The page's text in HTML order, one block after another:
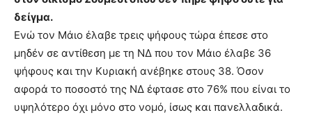
δείγμα.
Ενώ τον Μάιο έλαβε τρεις ψήφους τώρα έπεσε στο
μηδέν σε αντίθεση με τη ΝΔ που τον Μάιο έλαβε 36
ψήφους και την Κυριακή ανέβηκε στους 38. Όσον
αφορά το ποσοστό της ΝΔ έφτασε στο 76% που είναι το
υψηλότερο όχι μόνο στο νομό, ίσως και πανελλαδικά.